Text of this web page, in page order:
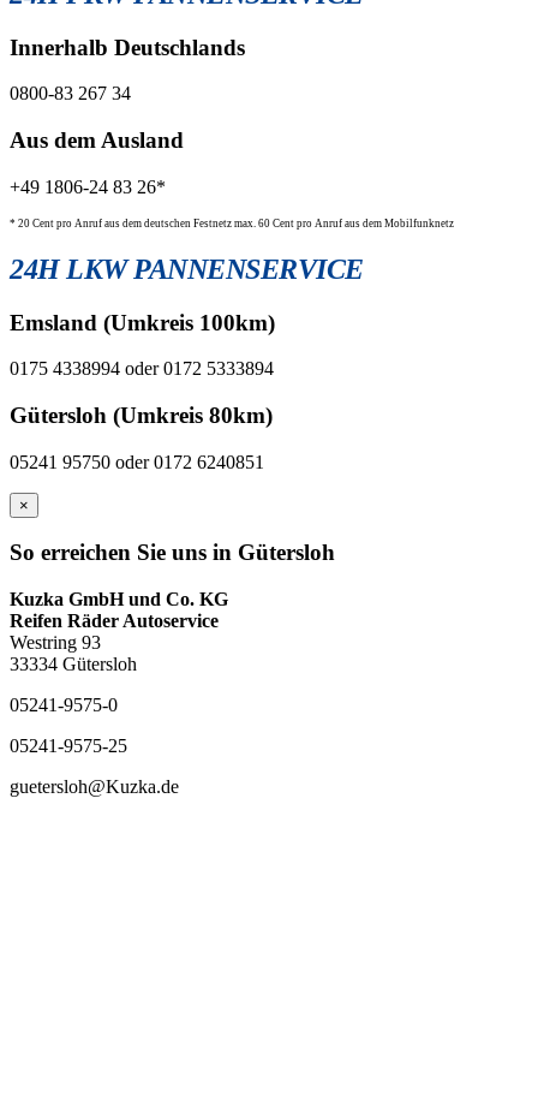
Innerhalb Deutschlands
0800-83 267 34
Aus dem Ausland
+49 1806-24 83 26*
* 20 Cent pro Anruf aus dem deutschen Festnetz max. 60 Cent pro Anruf aus dem Mobilfunknetz
24H LKW PANNENSERVICE
Emsland (Umkreis 100km)
0175 4338994 oder 0172 5333894
Gütersloh (Umkreis 80km)
05241 95750 oder 0172 6240851
×
So erreichen Sie uns in Gütersloh
Kuzka GmbH und Co. KG
Reifen Räder Autoservice
Westring 93
33334 Gütersloh
05241-9575-0
05241-9575-25
guetersloh@Kuzka.de